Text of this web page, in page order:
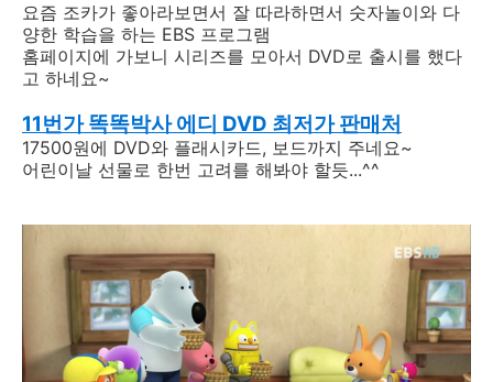
요즘 조카가 좋아라보면서 잘 따라하면서 숫자놀이와 다
양한 학습을 하는 EBS 프로그램
홈페이지에 가보니 시리즈를 모아서 DVD로 출시를 했다
고 하네요~
11번가 똑똑박사 에디 DVD 최저가 판매처
17500원에 DVD와 플래시카드, 보드까지 주네요~
어린이날 선물로 한번 고려를 해봐야 할듯...^^